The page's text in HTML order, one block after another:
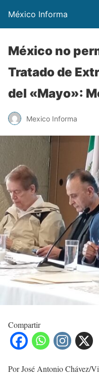
México Informa
México no
Tratado de
del «Mayo»:
Mexico Informa
Compartir
Por José Antonio Chávez/